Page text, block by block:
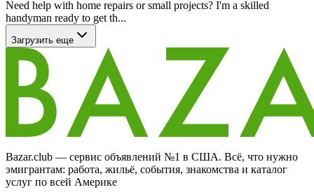
Need help with home repairs or small projects? I'm a skilled
handyman ready to get th...
Загрузить еще
Bazar.club — сервис объявлений №1 в США. Всё, что нужно
эмигрантам: работа, жильё, события, знакомства и каталог
услуг по всей Америке